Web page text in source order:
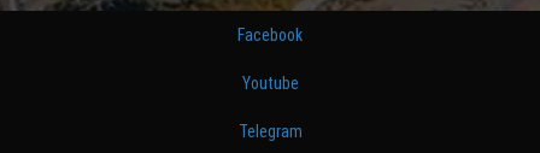
Facebook
Youtube
Telegram